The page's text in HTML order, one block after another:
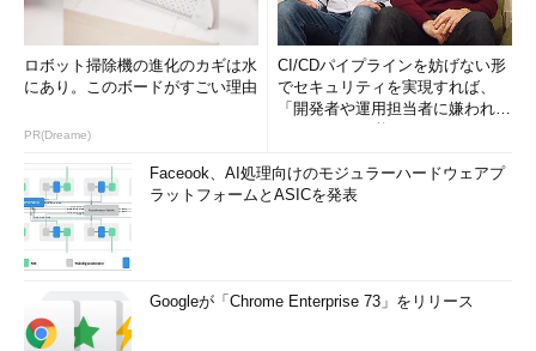
ロボット掃除機の進化のカギは水
にあり。このボードがすごい理由
PR(Dreame)
CI/CDパイプラインを妨げない形
でセキュリティを実現すれば、
「開発者や運用担当者に嫌われな
Faceook、AI処理向けのモジュラーハードウェアプ
ラットフォームとASICを発表
Googleが「Chrome Enterprise 73」をリリース